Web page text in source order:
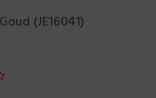
(JE16041)